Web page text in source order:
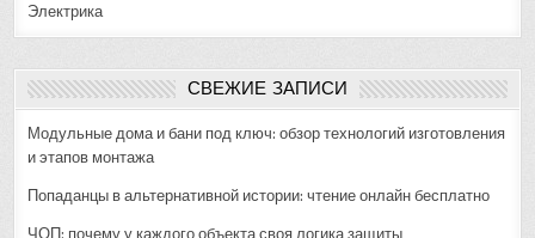
Электрика
СВЕЖИЕ ЗАПИСИ
Модульные дома и бани под ключ: обзор технологий изготовления
и этапов монтажа
Попаданцы в альтернативной истории: чтение онлайн бесплатно
ЧОП: почему у каждого объекта своя логика защиты